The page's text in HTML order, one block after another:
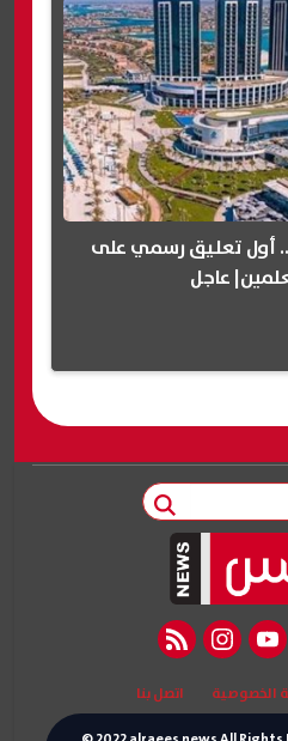
الـ 1000 دولار.. أول تعليق رسمي على
عاجل
youtube
instagram
rss feed
الخصوصية اتصل بنا